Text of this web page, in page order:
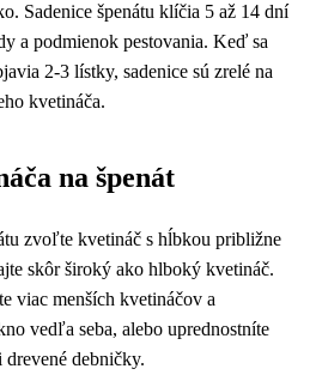
Sadenice špenátu klíčia 5 až 14 dní
a podmienok pestovania. Keď sa
2-3 lístky, sadenice sú zrelé na
kvetináča.
na špenát
zvoľte kvetináč s hĺbkou približne
skôr široký ako hlboký kvetináč.
viac menších kvetináčov a
vedľa seba, alebo uprednostníte
debničky.